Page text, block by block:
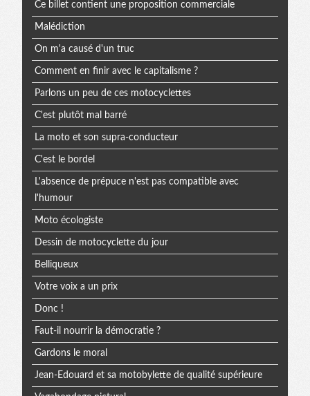
extra
Ce billet contient une proposition commerciale
Malédiction
On m'a causé d'un truc
Comment en finir avec le capitalisme ?
Parlons un peu de ces motocyclettes
C'est plutôt mal barré
La moto et son supra-conducteur
C'est le bordel
L'absence de prépuce n'est pas compatible avec
l'humour
Moto écologiste
Dessin de motocyclette du jour
Belliqueux
Votre voix a un prix
Donc !
Faut-il nourrir la démocratie ?
Gardons le moral
Jean-Edouard et sa motobylette de qualité supérieure